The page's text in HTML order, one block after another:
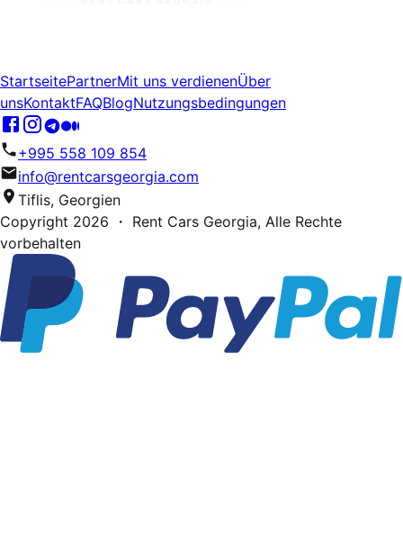
StartseitePartnerMit uns verdienenÜber
unsKontaktFAQBlogNutzungsbedingungen
+995 558 109 854
info@rentcarsgeorgia.com
Tiflis, Georgien
Copyright 2026 ・ Rent Cars Georgia, Alle Rechte
vorbehalten